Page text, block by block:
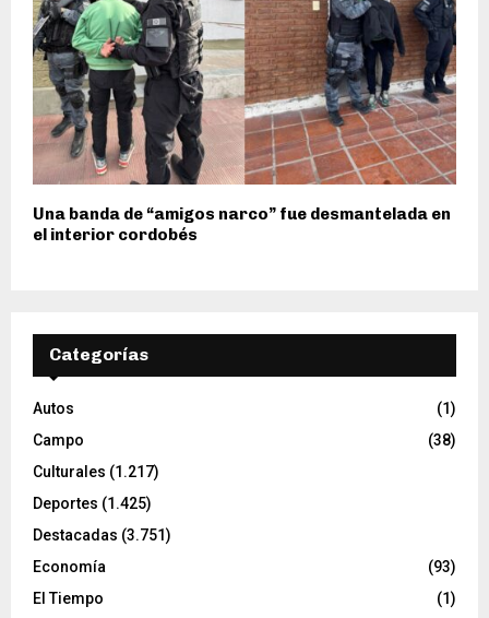
Una banda de “amigos narco” fue desmantelada en
el interior cordobés
Categorías
Autos
(1)
Campo
(38)
Culturales (1.217)
Deportes (1.425)
Destacadas (3.751)
Economía
(93)
El Tiempo
(1)